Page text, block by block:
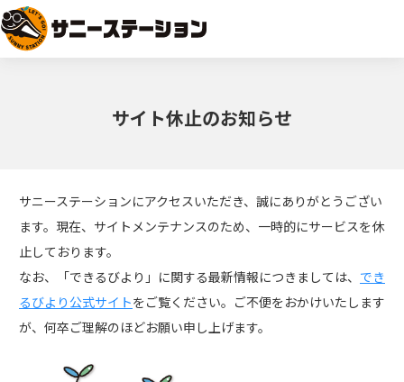
サイト休止のお知らせ
サニーステーションにアクセスいただき、誠にありがとうござい
ます。 現在、サイトメンテナンスのため、一時的にサービスを休
止しております。
なお、「できるびより」に関する最新情報につきましては、 でき
るびより公式サイトをご覧ください。 ご不便をおかけいたします
が、何卒ご理解のほどお願い申し上げます。